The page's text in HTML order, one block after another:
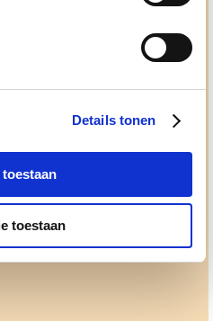
Details tonen
toestaan
krijgen. Dat is waar we het
leveren van producten van
je graag, doen wat wij